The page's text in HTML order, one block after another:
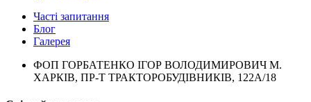
Часті запитання
Блог
Галерея
ФОП ГОРБАТЕНКО ІГОР ВОЛОДИМИРОВИЧ М.
ХАРКІВ, ПР-Т ТРАКТОРОБУДІВНИКІВ, 122А/18